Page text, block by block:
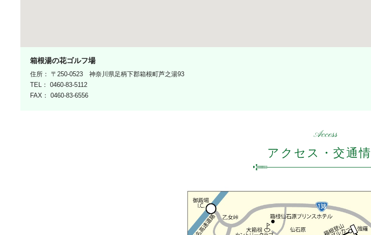
箱根湯の花ゴルフ場
住所： 〒250-0523 神奈川県足柄下郡箱根町芦之湯93
TEL： 0460-83-5112
FAX： 0460-83-6556
Access
アクセス・交通